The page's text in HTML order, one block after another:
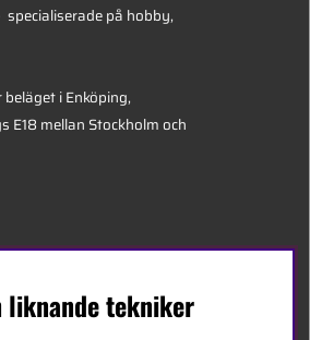
på hobby,
i Enköping,
E18 mellan Stockholm och
liknande tekniker